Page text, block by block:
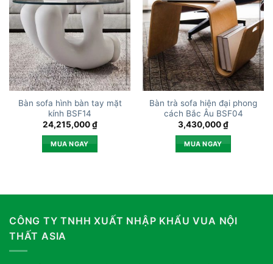
Bàn sofa hình bàn tay mặt
kính BSF14
24,215,000₫
MUA NGAY
Bàn trà sofa hiện đại phong
cách Bắc Âu BSF04
3,430,000₫
MUA NGAY
CÔNG TY TNHH XUẤT NHẬP KHẨU VUA NỘI
THẤT ASIA